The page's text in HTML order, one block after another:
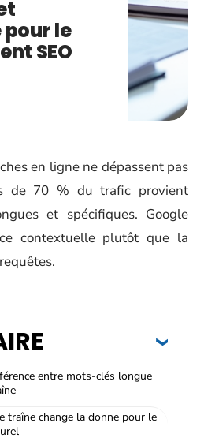
le
SEO
en ligne ne dépassent pas
de 70 % du trafic provient
et spécifiques. Google
contextuelle plutôt que la
entre mots-clés longue
traîne change la donne pour le